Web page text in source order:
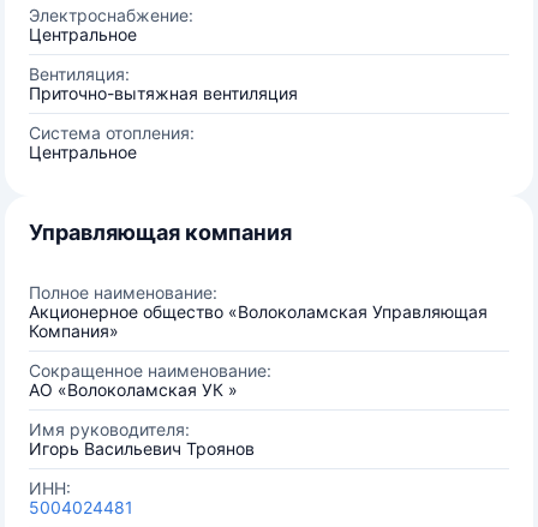
Электроснабжение:
Центральное
Вентиляция:
Приточно-вытяжная вентиляция
Система отопления:
Центральное
Управляющая компания
Полное наименование:
Акционерное общество «Волоколамская Управляющая
Компания»
Сокращенное наименование:
АО «Волоколамская УК »
Имя руководителя:
Игорь Васильевич Троянов
ИНН:
5004024481